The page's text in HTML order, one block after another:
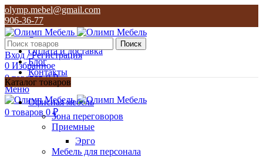
olymp.mebel@gmail.com
906-36-77
О нас
Оплата и доставка
Блог
Контакты
906-36-77
Поиск
Вход / Регистрация
0 Избранное
0товаров 0₽
Меню
0 товаров 0₽
Каталог товаров
Офисная мебель
Зона переговоров
Приемные
Эрго
Мебель для персонала